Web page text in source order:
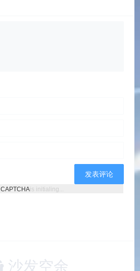
CAPTCHAis initialing...
沙发空余